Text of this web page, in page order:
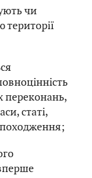
чи
переконань,
статі,
походження;